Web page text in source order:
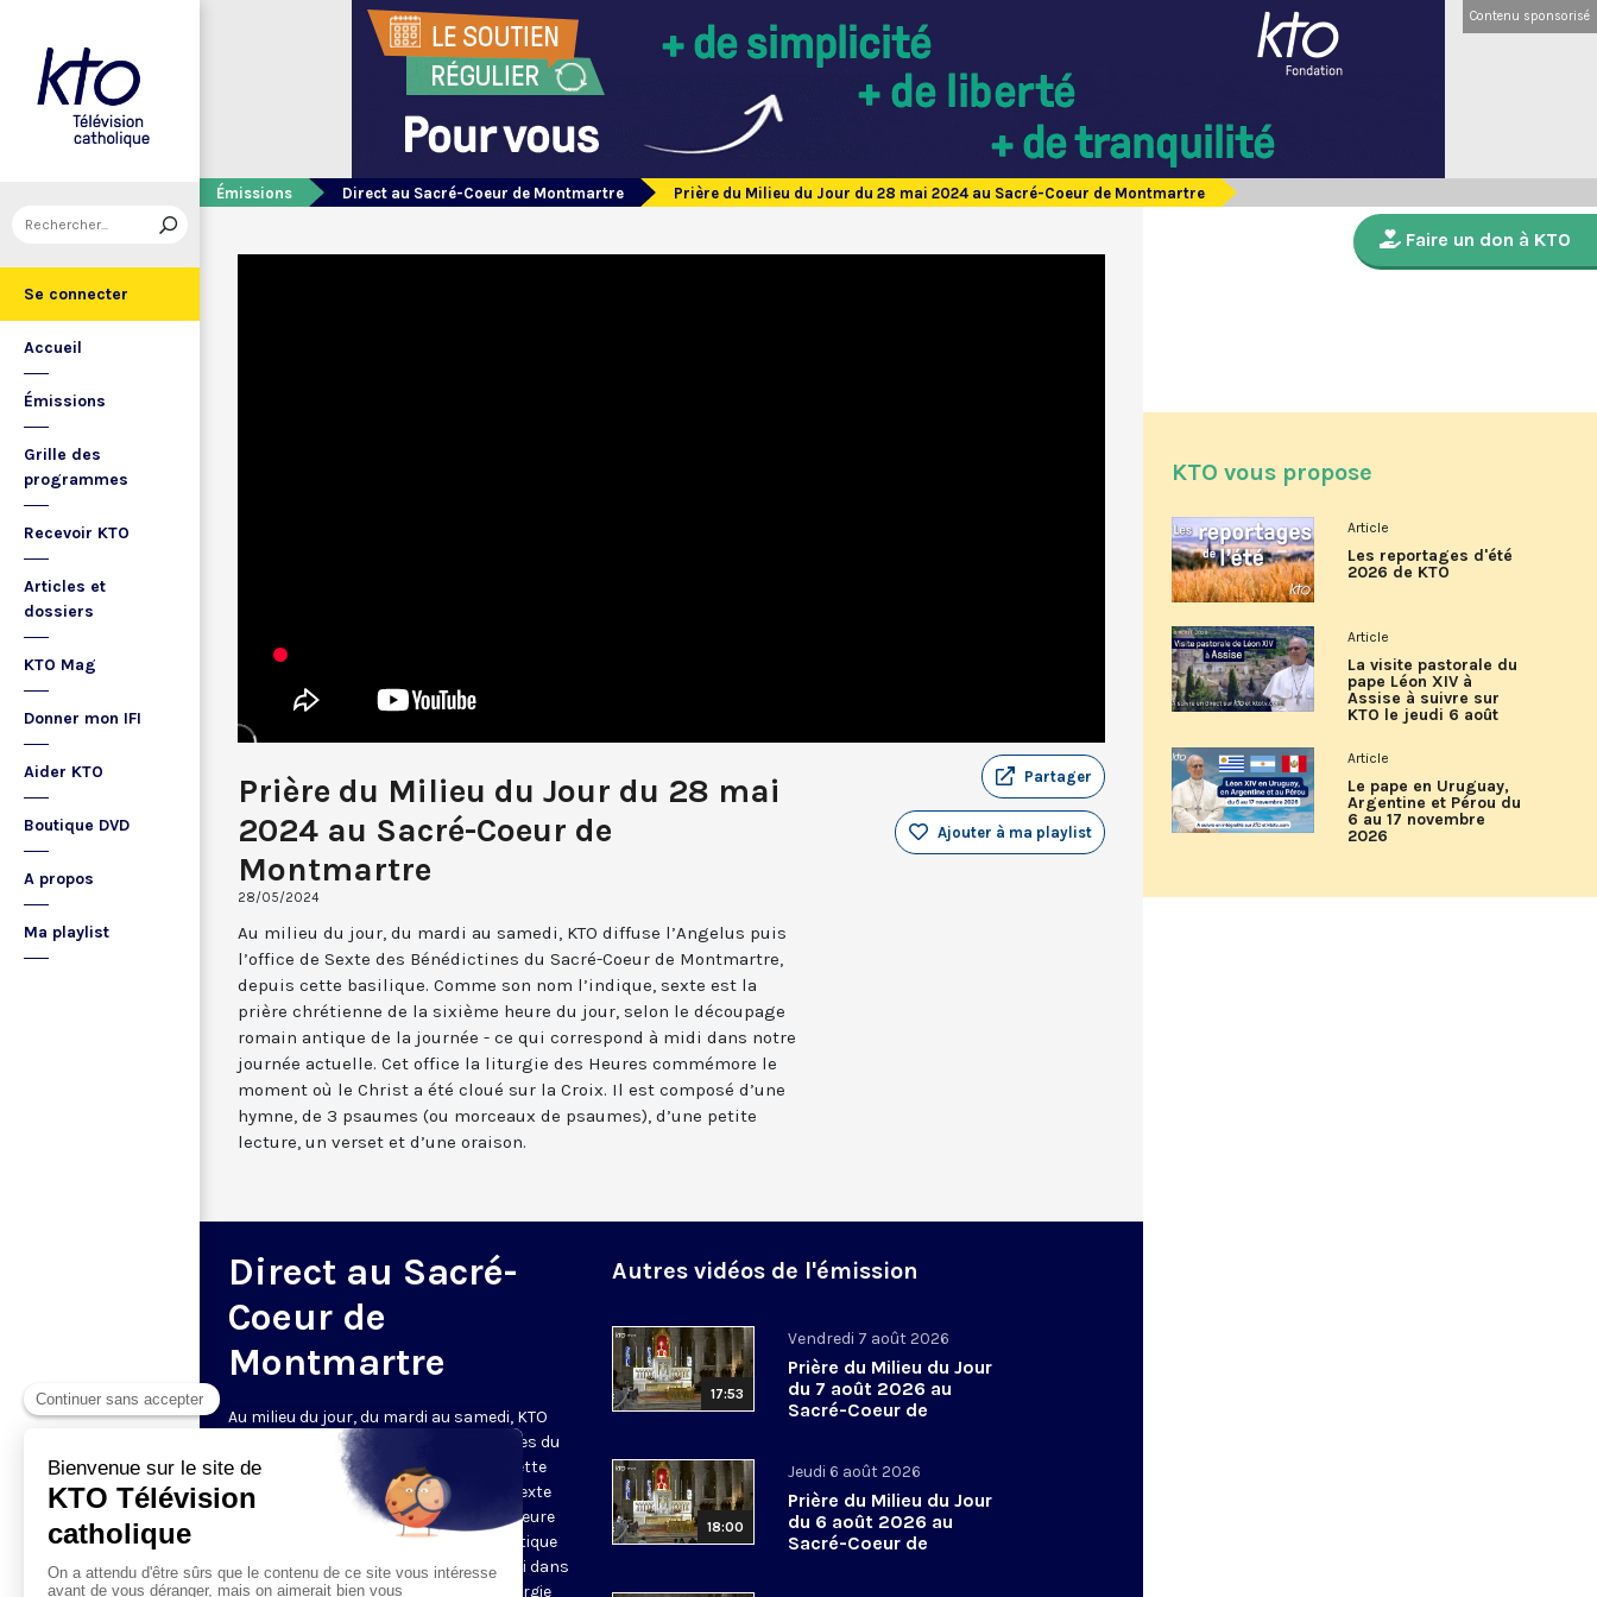
Se connecter
Accueil
Émissions
Grille des
programmes
Recevoir KTO
Articles et
dossiers
KTO Mag
Donner mon IFI
Aider KTO
Boutique DVD
A propos
Ma playlist
Contenu sponsorisé
Émissions Direct au Sacré-Coeur de Montmartre Prière du Milieu du Jour du 28 mai 2024 au Sacré-Coeur de Montmartre
Prière du Milieu du Jour du 28 mai
2024 au Sacré-Coeur de
Montmartre
28/05/2024
Partager
Ajouter à ma playlist
Au milieu du jour, du mardi au samedi, KTO diffuse l’Angelus puis
l’office de Sexte des Bénédictines du Sacré-Coeur de Montmartre,
depuis cette basilique. Comme son nom l’indique, sexte est la
prière chrétienne de la sixième heure du jour, selon le découpage
romain antique de la journée - ce qui correspond à midi dans notre
journée actuelle. Cet office la liturgie des Heures commémore le
moment où le Christ a été cloué sur la Croix. Il est composé d’une
hymne, de 3 psaumes (ou morceaux de psaumes), d’une petite
lecture, un verset et d’une oraison.
Direct au Sacré-
Coeur de
Montmartre
Au milieu du jour, du mardi au samedi, KTO
diffuse l’office de Sexte des Bénédictines du
Sacré-Coeur de Montmartre, depuis cette
basilique
. Comme son nom l’indique, sexte
est la prière chrétienne de la sixième heure
du jour, selon le découpage romain antique
de la journée - ce qui correspond à midi dans
notre journée actuelle. Cet office la liturgie
Autres vidéos de l'émission
17:53
Vendredi 7 août 2026
Prière du Milieu du Jour
du 7 août 2026 au
Sacré-Coeur de
18:00
Jeudi 6 août 2026
Prière du Milieu du Jour
du 6 août 2026 au
Sacré-Coeur de
Faire un don à KTO
KTO vous propose
Article
Les reportages d'été
2026 de KTO
Article
La visite pastorale du
pape Léon XIV à
Assise à suivre sur
KTO le jeudi 6 août
Article
Le pape en Uruguay,
Argentine et Pérou du
6 au 17 novembre
2026